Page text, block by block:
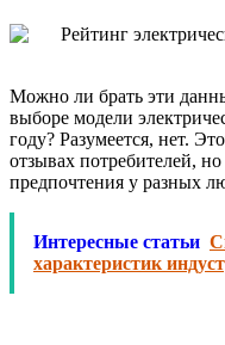
Можно ли брать эти
выборе модели
году? Разумеется, нет.
отзывах потребителей,
предпочтения у разных
Интересные статьи
характеристик